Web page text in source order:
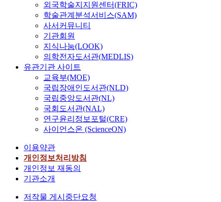
외국학술지지원센터(FRIC)
학술관계분석서비스(SAM)
사서커뮤니티
기관회원
지식나눔(LOOK)
의학전자도서관(MEDLIS)
유관기관 사이트
교육부(MOE)
국립장애인도서관(NLD)
국립중앙도서관(NL)
국회도서관(NAL)
연구윤리정보포털(CRE)
사이언스온 (ScienceON)
이용약관
개인정보처리방침
개인정보 재동의
기관소개
저작물 게시중단요청